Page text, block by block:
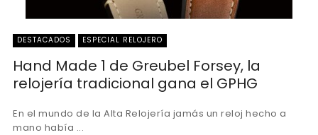
DESTACADOS ESPECIAL RELOJERO
Hand Made 1 de Greubel Forsey, la
relojería tradicional gana el GPHG
En el mundo de la Alta Relojería jamás un reloj hecho a
mano había ...